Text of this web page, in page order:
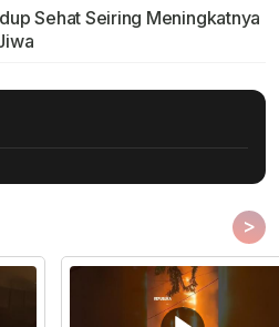
Sehat Seiring Meningkatnya
>